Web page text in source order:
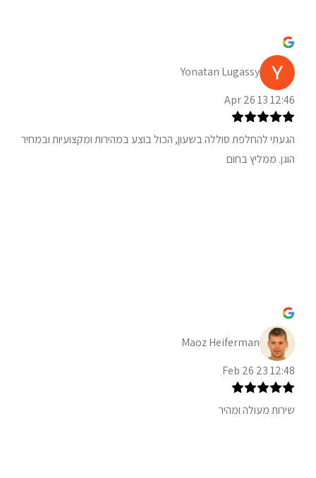
Yonatan Lugassy
12:46 13 Apr 26
הגעתי להחלפת סוללה בשעון, הכול בוצע במהירות ומקצועיות ובמחיר
הוגן. ממליץ בחום
Maoz Heiferman
12:48 23 Feb 26
שירות מעולה ומהיר